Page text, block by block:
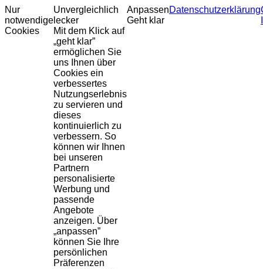
Nur
notwendige
Cookies
Unvergleichlich
lecker
Mit dem Klick auf
„geht klar”
ermöglichen Sie
uns Ihnen über
Cookies ein
verbessertes
Nutzungserlebnis
zu servieren und
dieses
kontinuierlich zu
verbessern. So
können wir Ihnen
bei unseren
Partnern
personalisierte
Werbung und
passende
Angebote
anzeigen. Über
„anpassen”
können Sie Ihre
persönlichen
Präferenzen
Anpassen
Geht klar
Datenschutzerklärung